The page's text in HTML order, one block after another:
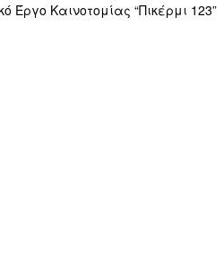
Έργο Καινοτομίας “Πικέρμι 123”